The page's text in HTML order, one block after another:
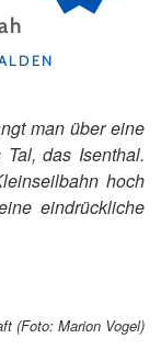
man über eine
das Isenthal.
hoch
eindrückliche
(Foto: Marion Vogel)